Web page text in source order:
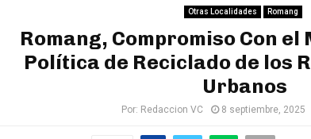
Otras Localidades Romang
Romang, Compromiso Con el
Política de Reciclado de los
Urbanos
Por: Redaccion VC 8 septiembre, 2025